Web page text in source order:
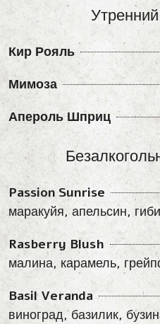
Кир Рояль
Мимоза
Апероль Шприц
Passion Sunrise
маракуйя, апельсин,
Rasberry Blush
малина, карамель,
Basil Veranda
виноград, базилик,